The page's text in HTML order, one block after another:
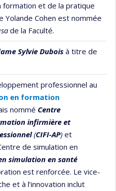
formation et de la pratique
Yolande Cohen est nommée
de la Faculté.
Sylvie Dubois à titre de
professionnel au
en formation
nommé Centre
infirmière et
(CIFI-AP) et
de simulation en
simulation en santé
est renforcée. Le vice-
et à l’innovation inclut